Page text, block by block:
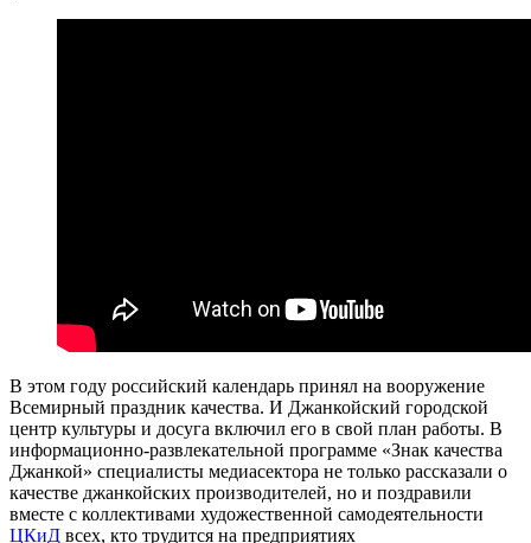
В этом году российский календарь принял на вооружение
Всемирный праздник качества. И Джанкойский городской
центр культуры и досуга включил его в свой план работы. В
информационно-развлекательной программе «Знак качества
Джанкой» специалисты медиасектора не только рассказали о
качестве джанкойских производителей, но и поздравили
вместе с коллективами художественной самодеятельности
ЦКиД всех, кто трудится на предприятиях